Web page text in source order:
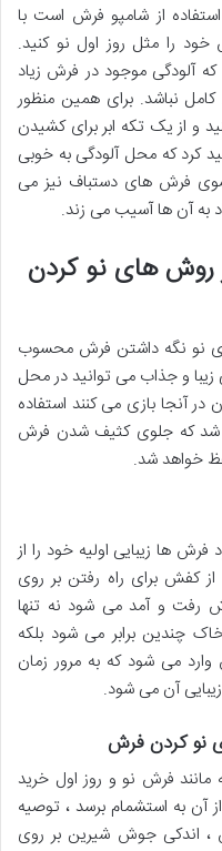
از شامپو فرش است با
را مثل روز اول نو کنید.
که آلودگی موجود در فرش زیاد
نباشد. برای همین منظور
و از یک تکه ابر برای کشیدن
کرد که محل آلودگی به خوبی
فرش های دستباف نیز می
به آن ها آسیب می زند.
روش های نو کردن
نو نگه داشتن فرش محسوب
و جذاب می توانید در محل
آنجا بازی می کنند استفاده
شد که جلوی کثیف شدن فرش
خواهد شد.
ها زیبایی اولیه خود را از
کفش برای راه رفتن بر روی
و آمد می شود نه تنها
چندین برابر می شود بلکه
می شود که به مرور زمان
آن می شود.
نو کردن فرش
فرش نو و روز اول خرید
آن به استشمام برسد ، توصیه
اندکی جوش شیرین بر روی